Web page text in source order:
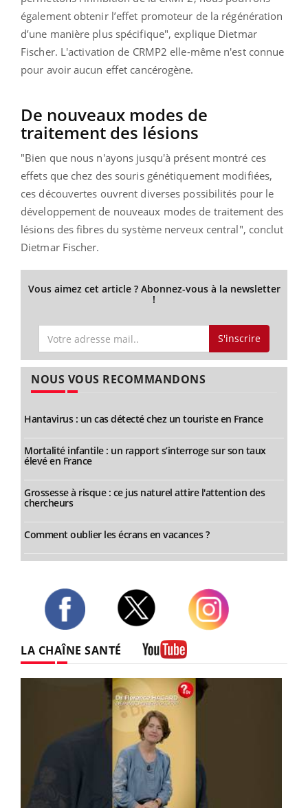
également obtenir l’effet promoteur de la régénération
d’une manière plus spécifique", explique Dietmar
Fischer. L'activation de CRMP2 elle-même n'est connue
pour avoir aucun effet cancérogène.
De nouveaux modes de
traitement des lésions
"Bien que nous n'ayons jusqu'à présent montré ces
effets que chez des souris génétiquement modifiées,
ces découvertes ouvrent diverses possibilités pour le
développement de nouveaux modes de traitement des
lésions des fibres du système nerveux central", conclut
Dietmar Fischer.
Vous aimez cet article ? Abonnez-vous à la newsletter
!
S'inscrire
NOUS VOUS RECOMMANDONS
Hantavirus : un cas détecté chez un touriste en France
Mortalité infantile : un rapport s’interroge sur son taux
élevé en France
Grossesse à risque : ce jus naturel attire l'attention des
chercheurs
Comment oublier les écrans en vacances ?
LA CHAÎNE SANTÉ